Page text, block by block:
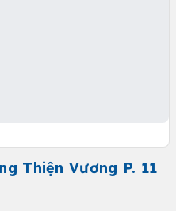
Thiện Vương P. 11